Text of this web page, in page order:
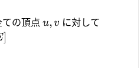
の頂点 u, v に対して
]